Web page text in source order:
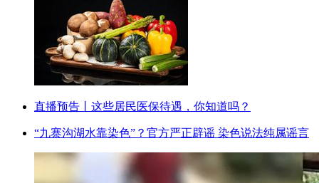
直播预告丨这些居民医保待遇，你知道吗？
“九寨沟湖水靠染色”？官方严正辟谣 染色说法纯属谣言